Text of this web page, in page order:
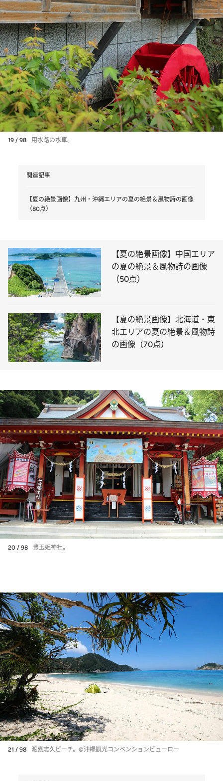
19 / 98 用水路の水車。
関連記事
【夏の絶景画像】九州・沖縄エリアの夏の絶景＆風物詩の画像
（80点）
【夏の絶景画像】中国エリア
の夏の絶景＆風物詩の画像
（50点）
【夏の絶景画像】北海道・東
北エリアの夏の絶景＆風物詩
の画像（70点）
20 / 98 豊玉姫神社。
21 / 98 渡嘉志久ビーチ。©沖縄観光コンベンションビューロー